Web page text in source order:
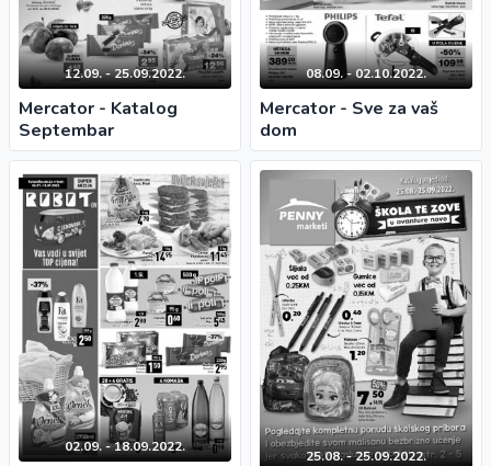
12.09. - 25.09.2022.
Mercator - Katalog
Septembar
08.09. - 02.10.2022.
Mercator - Sve za vaš
dom
02.09. - 18.09.2022.
25.08. - 25.09.2022.